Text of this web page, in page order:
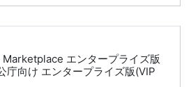
エンタープライズ版
庁向け エンタープライズ版(VIP